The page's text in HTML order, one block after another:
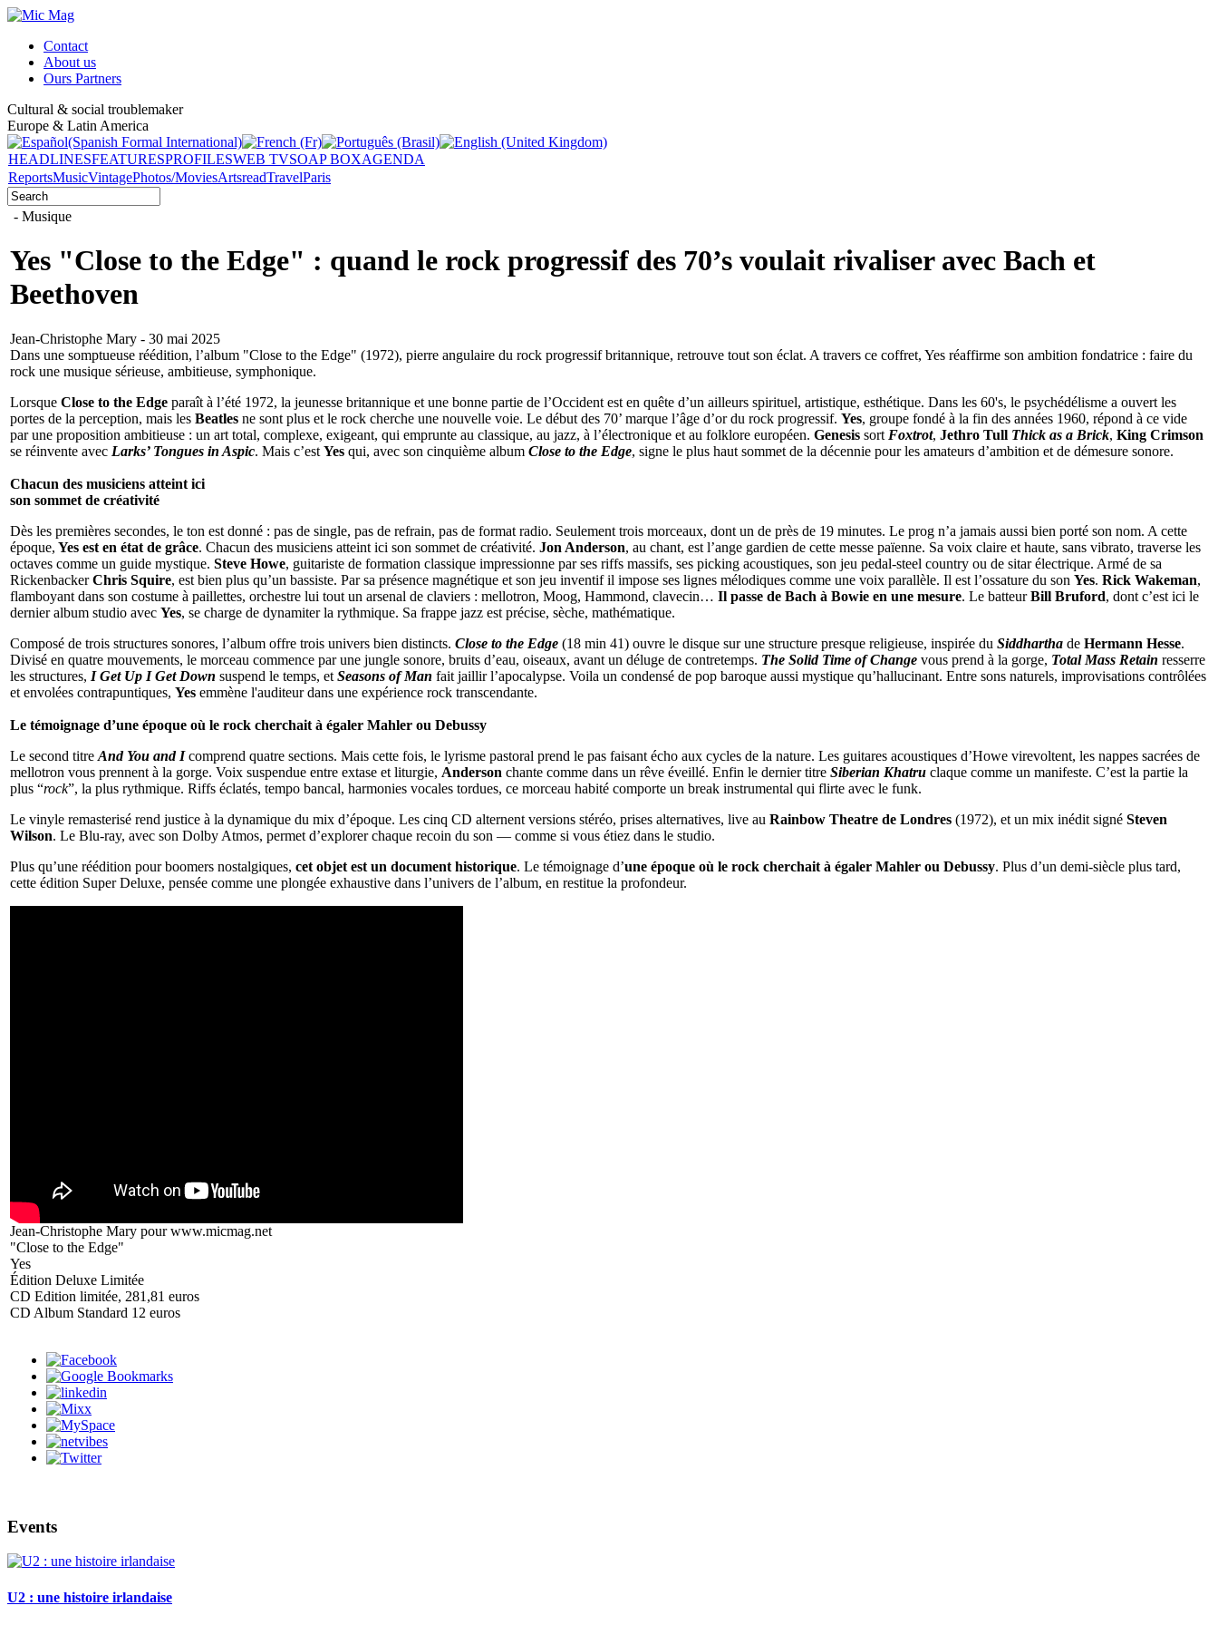
Contact
About us
Ours Partners
Cultural & social troublemaker
Europe & Latin America
HEADLINESFEATURESPROFILESWEB TVSOAP BOXAGENDA
ReportsMusicVintagePhotos/MoviesArtsreadTravelParis
- Musique
Yes "Close to the Edge" : quand le rock progressif des 70’s voulait rivaliser avec Bach et
Beethoven
Jean-Christophe Mary - 30 mai 2025
Dans une somptueuse réédition, l’album "Close to the Edge" (1972), pierre angulaire du rock progressif britannique, retrouve tout son éclat. A travers ce coffret, Yes réaffirme son ambition fondatrice : faire du
rock une musique sérieuse, ambitieuse, symphonique.
Lorsque Close to the Edge paraît à l’été 1972, la jeunesse britannique et une bonne partie de l’Occident est en quête d’un ailleurs spirituel, artistique, esthétique. Dans les 60's, le psychédélisme a ouvert les
portes de la perception, mais les Beatles ne sont plus et le rock cherche une nouvelle voie. Le début des 70’ marque l’âge d’or du rock progressif. Yes, groupe fondé à la fin des années 1960, répond à ce vide
par une proposition ambitieuse : un art total, complexe, exigeant, qui emprunte au classique, au jazz, à l’électronique et au folklore européen. Genesis sort Foxtrot, Jethro Tull Thick as a Brick, King Crimson
se réinvente avec Larks’ Tongues in Aspic. Mais c’est Yes qui, avec son cinquième album Close to the Edge, signe le plus haut sommet de la décennie pour les amateurs d’ambition et de démesure sonore.
Chacun des musiciens atteint ici
son sommet de créativité
Dès les premières secondes, le ton est donné : pas de single, pas de refrain, pas de format radio. Seulement trois morceaux, dont un de près de 19 minutes. Le prog n’a jamais aussi bien porté son nom. A cette
époque, Yes est en état de grâce. Chacun des musiciens atteint ici son sommet de créativité. Jon Anderson, au chant, est l’ange gardien de cette messe païenne. Sa voix claire et haute, sans vibrato, traverse les
octaves comme un guide mystique. Steve Howe, guitariste de formation classique impressionne par ses riffs massifs, ses picking acoustiques, son jeu pedal-steel country ou de sitar électrique. Armé de sa
RickenbackerChris Squire, est bien plus qu’un bassiste. Par sa présence magnétique et son jeu inventif il impose ses lignes mélodiques comme une voix parallèle. Il est l’ossature du son Yes. Rick Wakeman,
flamboyant dans son costume à paillettes, orchestre lui tout un arsenal de claviers : mellotron, Moog, Hammond, clavecin… Il passe de Bach à Bowie en une mesure. Le batteurBill Bruford, dont c’est ici le
dernier album studio avec Yes, se charge de dynamiter la rythmique. Sa frappe jazz est précise, sèche, mathématique.
Composé de trois structures sonores, l’album offre trois univers bien distincts. Close to the Edge (18 min 41) ouvre le disque sur une structure presque religieuse, inspirée du Siddhartha de Hermann Hesse.
Divisé en quatre mouvements, le morceau commence par une jungle sonore, bruits d’eau, oiseaux, avant un déluge de contretemps. The Solid Time of Change vous prend à la gorge, Total Mass Retain resserre
les structures, I Get Up I Get Down suspend le temps, et Seasons of Man fait jaillir l’apocalypse. Voila un condensé de pop baroque aussi mystique qu’hallucinant. Entre sons naturels, improvisations contrôlées
et envolées contrapuntiques, Yes emmène l'auditeur dans une expérience rock transcendante.
Le témoignage d’une époque où le rock cherchait à égaler Mahler ou Debussy
Le second titre And You and Icomprend quatre sections. Mais cette fois, le lyrisme pastoral prend le pas faisant écho aux cycles de la nature. Les guitares acoustiques d’Howe virevoltent, les nappes sacrées de
mellotron vous prennent à la gorge. Voix suspendue entre extase et liturgie, Anderson chante comme dans un rêve éveillé. Enfin le dernier titre Siberian Khatru claque comme un manifeste. C’est la partie la
plus “rock”, la plus rythmique. Riffs éclatés, tempo bancal, harmonies vocales tordues, ce morceau habité comporte un break instrumental qui flirte avec le funk.
Le vinyle remasterisé rend justice à la dynamique du mix d’époque. Les cinq CD alternent versions stéréo, prises alternatives, live au Rainbow Theatre de Londres (1972), et un mix inédit signé Steven
Wilson. Le Blu-ray, avec son Dolby Atmos, permet d’explorer chaque recoin du son — comme si vous étiez dans le studio.
Plus qu’une réédition pour boomers nostalgiques, cet objet est un document historique. Le témoignage d’une époque où le rock cherchait à égaler Mahler ou Debussy. Plus d’un demi-siècle plus tard,
cette édition Super Deluxe, pensée comme une plongée exhaustive dans l’univers de l’album, en restitue la profondeur.
Jean-Christophe Mary pour www.micmag.net
"Close to the Edge"
Yes
Édition Deluxe Limitée
CD Edition limitée, 281,81 euros
CD Album Standard 12 euros
Events
U2 : une histoire irlandaise